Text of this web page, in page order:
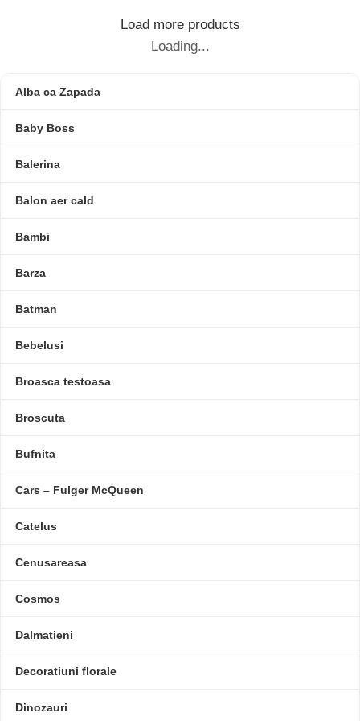
Alba ca Zapada
Baby Boss
Balerina
Balon aer cald
Bambi
Barza
Batman
Bebelusi
Broasca testoasa
Broscuta
Bufnita
Cars – Fulger McQueen
Catelus
Cenusareasa
Cosmos
Dalmatieni
Decoratiuni florale
Dinozauri
Load more products
Loading...